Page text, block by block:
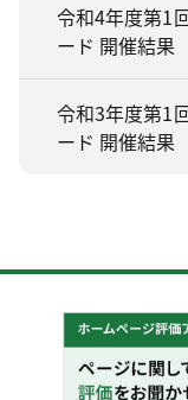
令和4年度第1
ード 開催結果
令和3年度第1
ード 開催結果